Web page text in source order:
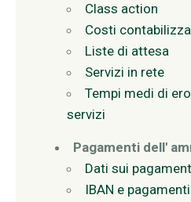
Class action
Costi
Liste di attesa
Servizi in rete
Tempi medi di
servizi
Pagamenti dell'
Dati sui
IBAN e